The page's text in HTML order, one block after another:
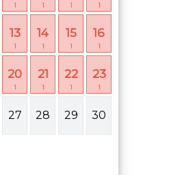
1 1 1 1
13
1
14
1
15
1
16
1
20
1
21
1
22
1
23
1
27 28 29 30